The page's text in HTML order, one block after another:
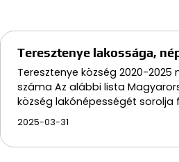
Teresztenye lakossága,
Teresztenye község 2020-2025
száma Az alábbi lista
község lakónépességét sorolja
2025-03-31